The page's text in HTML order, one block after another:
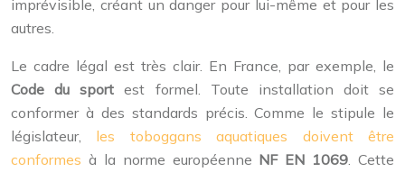
imprévisible, créant un danger pour lui-même et pour les
autres.
Le cadre légal est très clair. En France, par exemple, le
Code du sport est formel. Toute installation doit se
conformer à des standards précis. Comme le stipule le
législateur, les toboggans aquatiques doivent être
conformes à la norme européenne NF EN 1069 . Cette